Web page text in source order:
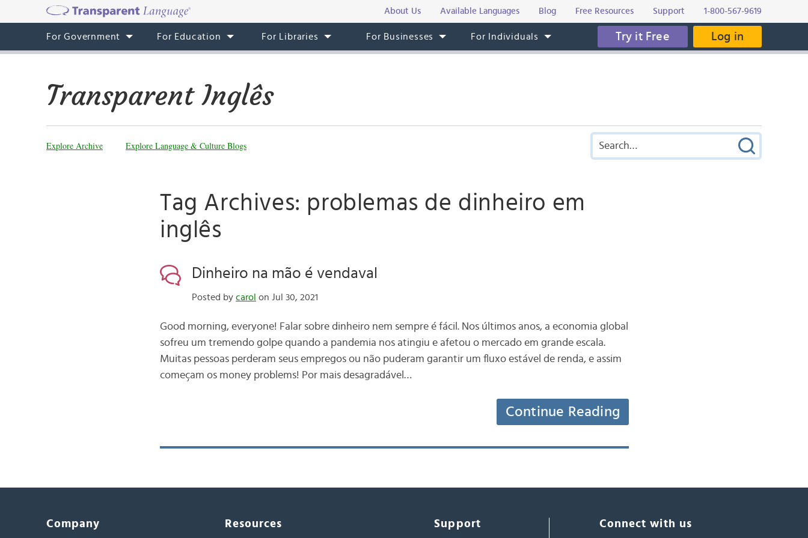
About Us Available Languages Blog Free Resources Support 1-800-567-9619
For Government For Education For Libraries For Businesses For Individuals Try it Free Log in
Transparent Inglês
Explore Archive Explore Language & Culture Blogs
Tag Archives: problemas de dinheiro em
inglês
Dinheiro na mão é vendaval
Posted by carol on Jul 30, 2021
Good morning, everyone! Falar sobre dinheiro nem sempre é fácil. Nos últimos anos, a economia global
sofreu um tremendo golpe quando a pandemia nos atingiu e afetou o mercado em grande escala.
Muitas pessoas perderam seus empregos ou não puderam garantir um fluxo estável de renda, e assim
começam os money problems! Por mais desagradável…
Continue Reading
Company Resources Support Connect with us